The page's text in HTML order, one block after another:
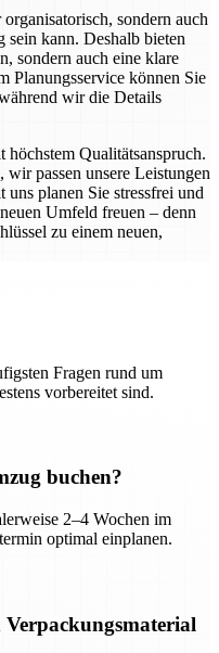
sondern auch
sein kann. Deshalb bieten
sondern auch eine klare
Planungsservice können Sie
wir die Details
Qualitätsanspruch.
passen unsere Leistungen
planen Sie stressfrei und
Umfeld freuen – denn
zu einem neuen,
Fragen rund um
vorbereitet sind.
buchen?
2–4 Wochen im
optimal einplanen.